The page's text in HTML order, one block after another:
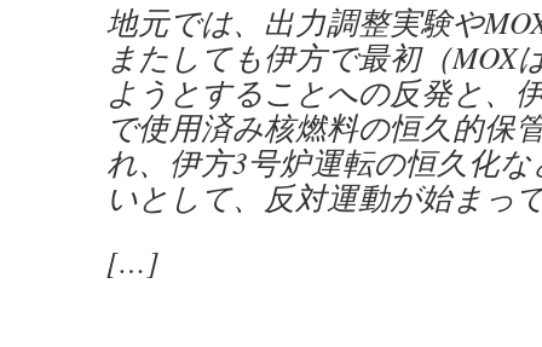
地元では、出力調整実験や
またしても伊方で最初（MOX
ようとすることへの反発と、
で使用済み核燃料の恒久的保
れ、伊方3号炉運転の恒久化
いとして、反対運動が始まっ
[…]